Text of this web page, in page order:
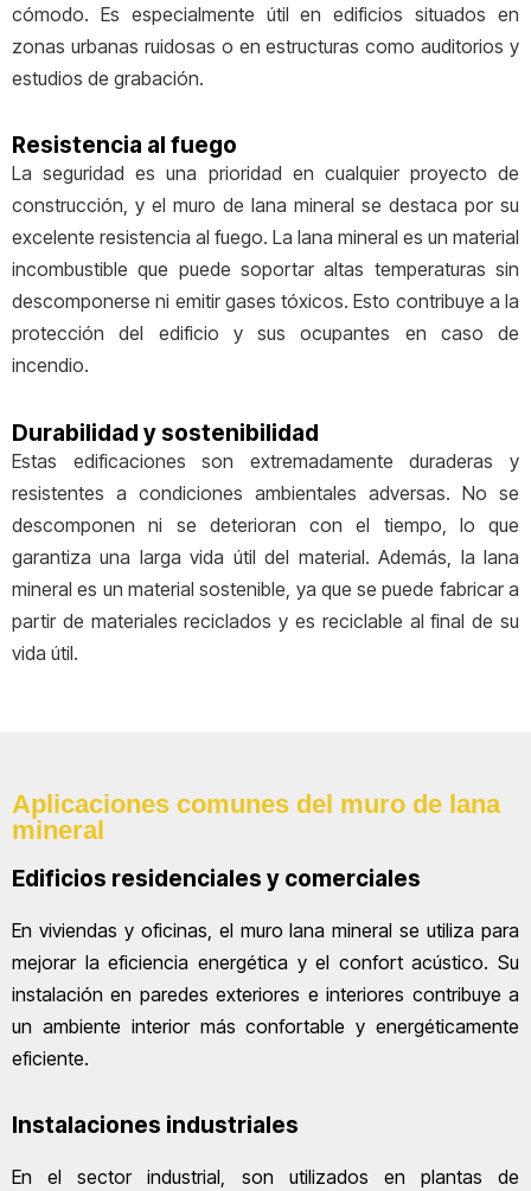
cómodo. Es especialmente útil en edificios situados en
zonas urbanas ruidosas o en estructuras como auditorios y
estudios de grabación.
Resistencia al fuego
La seguridad es una prioridad en cualquier proyecto de
construcción, y el muro de lana mineral se destaca por su
excelente resistencia al fuego. La lana mineral es un material
incombustible que puede soportar altas temperaturas sin
descomponerse ni emitir gases tóxicos. Esto contribuye a la
protección del edificio y sus ocupantes en caso de
incendio.
Durabilidad y sostenibilidad
Estas edificaciones son extremadamente duraderas y
resistentes a condiciones ambientales adversas. No se
descomponen ni se deterioran con el tiempo, lo que
garantiza una larga vida útil del material. Además, la lana
mineral es un material sostenible, ya que se puede fabricar a
partir de materiales reciclados y es reciclable al final de su
vida útil.
Aplicaciones comunes del muro de lana
mineral
Edificios residenciales y comerciales
En viviendas y oficinas, el muro lana mineral se utiliza para
mejorar la eficiencia energética y el confort acústico. Su
instalación en paredes exteriores e interiores contribuye a
un ambiente interior más confortable y energéticamente
eficiente.
Instalaciones industriales
En el sector industrial, son utilizados en plantas de